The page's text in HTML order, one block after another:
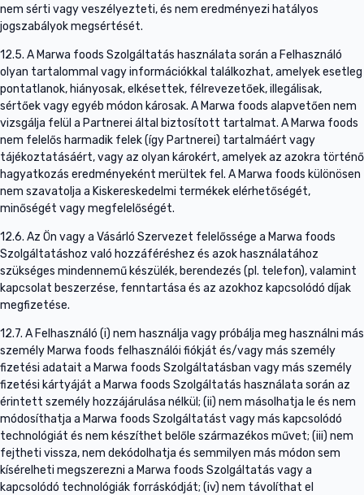
nem sérti vagy veszélyezteti, és nem eredményezi hatályos
jogszabályok megsértését.
12.5. A Marwa foods Szolgáltatás használata során a Felhasználó
olyan tartalommal vagy információkkal találkozhat, amelyek esetleg
pontatlanok, hiányosak, elkésettek, félrevezetőek, illegálisak,
sértőek vagy egyéb módon károsak. A Marwa foods alapvetően nem
vizsgálja felül a Partnerei által biztosított tartalmat. A Marwa foods
nem felelős harmadik felek (így Partnerei) tartalmáért vagy
tájékoztatásáért, vagy az olyan károkért, amelyek az azokra történő
hagyatkozás eredményeként merültek fel. A Marwa foods különösen
nem szavatolja a Kiskereskedelmi termékek elérhetőségét,
minőségét vagy megfelelőségét.
12.6. Az Ön vagy a Vásárló Szervezet felelőssége a Marwa foods
Szolgáltatáshoz való hozzáféréshez és azok használatához
szükséges mindennemű készülék, berendezés (pl. telefon), valamint
kapcsolat beszerzése, fenntartása és az azokhoz kapcsolódó díjak
megfizetése.
12.7. A Felhasználó (i) nem használja vagy próbálja meg használni más
személy Marwa foods felhasználói fiókját és/vagy más személy
fizetési adatait a Marwa foods Szolgáltatásban vagy más személy
fizetési kártyáját a Marwa foods Szolgáltatás használata során az
érintett személy hozzájárulása nélkül; (ii) nem másolhatja le és nem
módosíthatja a Marwa foods Szolgáltatást vagy más kapcsolódó
technológiát és nem készíthet belőle származékos művet; (iii) nem
fejtheti vissza, nem dekódolhatja és semmilyen más módon sem
kísérelheti megszerezni a Marwa foods Szolgáltatás vagy a
kapcsolódó technológiák forráskódját; (iv) nem távolíthat el